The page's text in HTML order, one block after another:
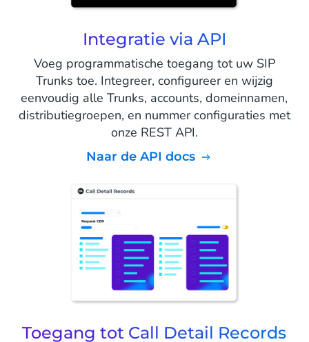
Integratie via API
Voeg programmatische toegang tot uw SIP
Trunks toe. Integreer, configureer en wijzig
eenvoudig alle Trunks, accounts, domeinnamen,
distributiegroepen, en nummer configuraties met
onze REST API.
Naar de API docs
Toegang tot Call Detail Records